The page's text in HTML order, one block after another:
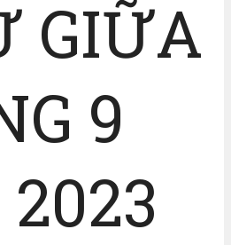
GIỮA
9